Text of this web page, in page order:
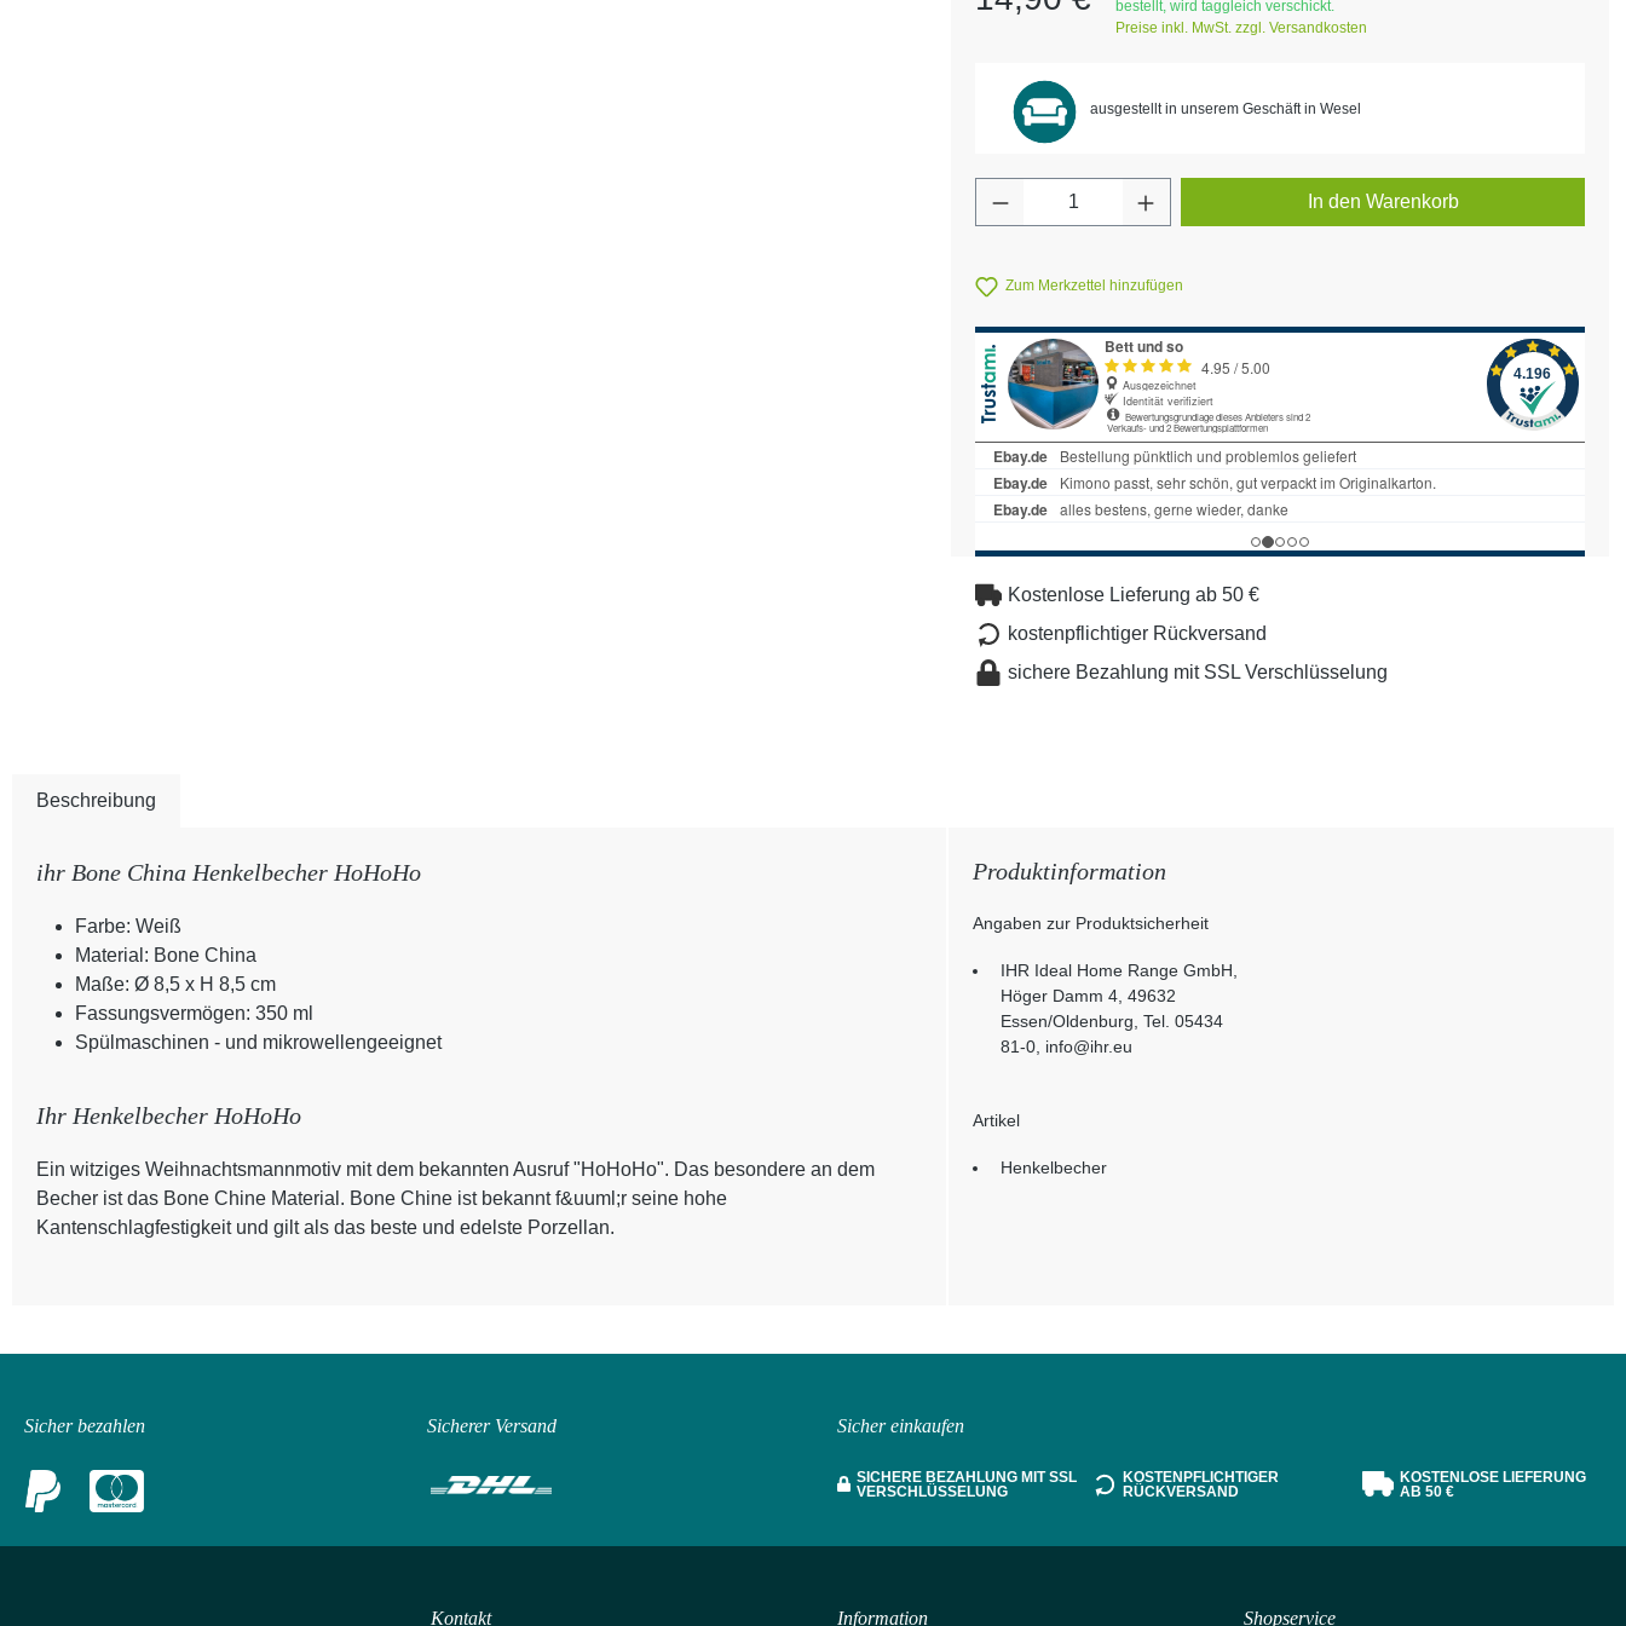
bestellt, wird taggleich verschickt.
Preise inkl. MwSt. zzgl. Versandkosten
ausgestellt in unserem Geschäft in Wesel
Produkt Anzahl: Gib den gewünschten Wert ein
In den Warenkorb
Zum Merkzettel hinzufügen
Kostenlose Lieferung ab 50 €
kostenpflichtiger Rückversand
sichere Bezahlung mit SSL Verschlüsselung
Beschreibung
ihr Bone China Henkelbecher HoHoHo
Farbe: Weiß
Material: Bone China
Maße: Ø 8,5 x H 8,5 cm
Fassungsvermögen: 350 ml
Spülmaschinen - und mikrowellengeeignet
Ihr Henkelbecher HoHoHo
Ein witziges Weihnachtsmannmotiv mit dem bekannten Ausruf "HoHoHo". Das besondere an dem
Becher ist das Bone Chine Material. Bone Chine ist bekannt f&uuml;r seine hohe
Kantenschlagfestigkeit und gilt als das beste und edelste Porzellan.
Produktinformation
Angaben zur Produktsicherheit
IHR Ideal Home Range GmbH,
Höger Damm 4, 49632
Essen/Oldenburg, Tel. 05434
81-0, info@ihr.eu
Artikel
Henkelbecher
Sicher bezahlen Sicherer Versand Sicher einkaufen
SICHERE BEZAHLUNG MIT SSL
VERSCHLÜSSELUNG
KOSTENPFLICHTIGER
RÜCKVERSAND
KOSTENLOSE LIEFERUNG
AB 50 €
Kontakt Information Shopservice